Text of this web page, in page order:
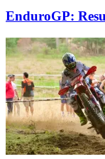
EnduroGP: